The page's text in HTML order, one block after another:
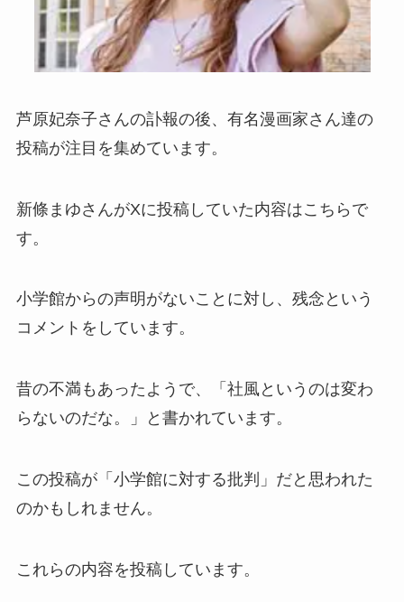
芦原妃奈子さんの訃報の後、有名漫画家さん達の
投稿が注目を集めています。
新條まゆさんがXに投稿していた内容はこちらで
す。
小学館からの声明がないことに対し、残念という
コメントをしています。
昔の不満もあったようで、「社風というのは変わ
らないのだな。」と書かれています。
この投稿が「小学館に対する批判」だと思われた
のかもしれません。
これらの内容を投稿しています。